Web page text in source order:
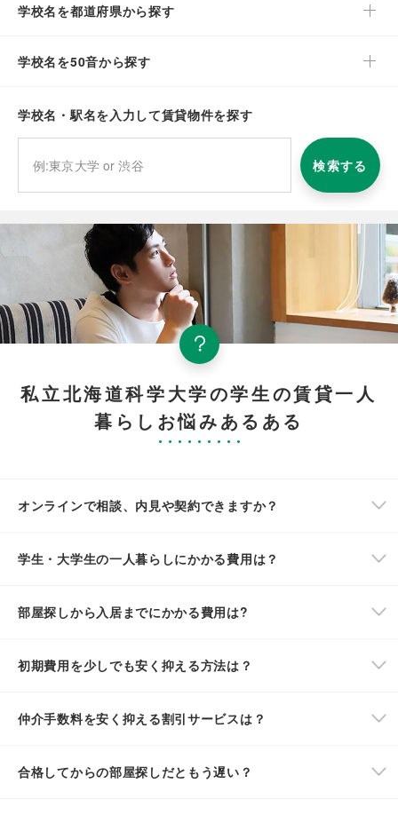
学校名を都道府県から探す
学校名を50音から探す
学校名・駅名を入力して賃貸物件を探す
検索する
私立北海道科学大学の学生の賃貸一人
暮らしお悩みあるある
オンラインで相談、内見や契約できますか？
学生・大学生の一人暮らしにかかる費用は？
部屋探しから入居までにかかる費用は?
初期費用を少しでも安く抑える方法は？
仲介手数料を安く抑える割引サービスは？
合格してからの部屋探しだともう遅い？